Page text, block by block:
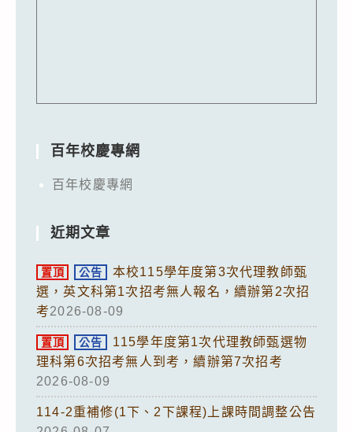
百年校慶專網
百年校慶專網
近期文章
置頂 公告
本校115學年度第3次代理教師甄
選，英文科第1次招考無人報名，續辦第2次招
考2026-08-09
置頂 公告
115學年度第1次代理教師甄選物
理科第6次招考無人到考，續辦第7次招考
2026-08-09
114-2重補修(1下、2下課程)上課時間調整公告